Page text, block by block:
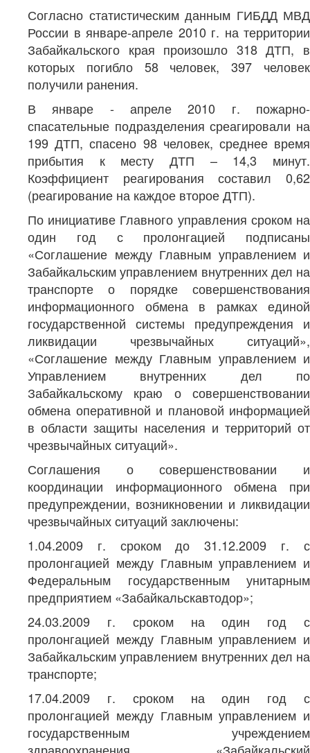
Согласно статистическим данным ГИБДД МВД
России в январе-апреле 2010 г. на территории
Забайкальского края произошло 318 ДТП, в
которых погибло 58 человек, 397 человек
получили ранения.
В январе - апреле 2010 г. пожарно-
спасательные подразделения среагировали на
199 ДТП, спасено 98 человек, среднее время
прибытия к месту ДТП – 14,3 минут.
Коэффициент реагирования составил 0,62
(реагирование на каждое второе ДТП).
По инициативе Главного управления сроком на
один год с пролонгацией подписаны
«Соглашение между Главным управлением и
Забайкальским управлением внутренних дел на
транспорте о порядке совершенствования
информационного обмена в рамках единой
государственной системы предупреждения и
ликвидации чрезвычайных ситуаций»,
«Соглашение между Главным управлением и
Управлением внутренних дел по
Забайкальскому краю о совершенствовании
обмена оперативной и плановой информацией
в области защиты населения и территорий от
чрезвычайных ситуаций».
Соглашения о совершенствовании и
координации информационного обмена при
предупреждении, возникновении и ликвидации
чрезвычайных ситуаций заключены:
1.04.2009 г. сроком до 31.12.2009 г. с
пролонгацией между Главным управлением и
Федеральным государственным унитарным
предприятием «Забайкальскавтодор»;
24.03.2009 г. сроком на один год с
пролонгацией между Главным управлением и
Забайкальским управлением внутренних дел на
транспорте;
17.04.2009 г. сроком на один год с
пролонгацией между Главным управлением и
государственным учреждением